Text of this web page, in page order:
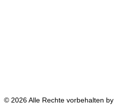
© 2026 Alle Rechte vorbehalten by